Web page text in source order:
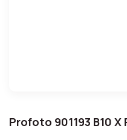
Profoto 901193 B10